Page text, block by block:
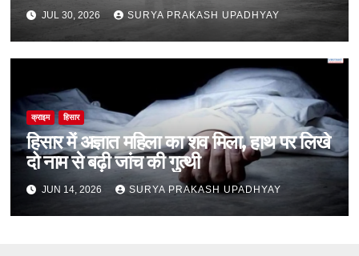
JUL 30, 2026 SURYA PRAKASH UPADHYAY
क्राइम हिसार
हिसार में अज्ञात महिला का शव मिला, हाथ पर लिखे
दो नाम से बढ़ी जांच की गुत्थी
JUN 14, 2026 SURYA PRAKASH UPADHYAY